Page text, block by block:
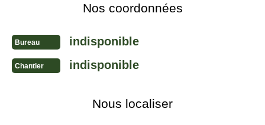
Nos coordonnées
Bureau indisponible
Chantier indisponible
Nous localiser